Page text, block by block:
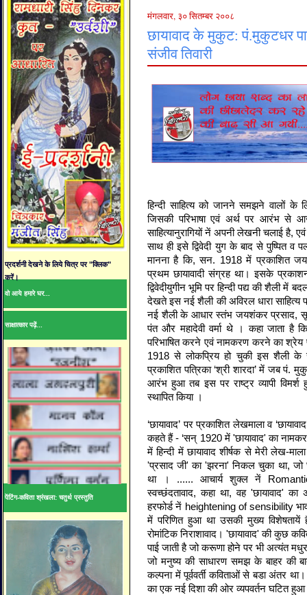
प्रदर्शनी देखने के लिये चित्र पर "क्लिक"
करें।
वो आये हमारे घर...
साक्षात्कार पढ़ें...
पेंटिंग-कविता श्रंखला: चतुर्थ प्रस्तुति
मंगलवार, ३० सितम्बर २००८
छायावाद के मुकुट: पं.मुकुटधर
संजीव तिवारी
हिन्दी साहित्य को जानने समझने वालों के
जिसकी परिभाषा एवं अर्थ पर आरंभ से
साहित्यानुरागियों नें अपनी लेखनी चलाई है,
साथ ही इसे द्विवेदी युग के बाद से पुष्पित व
मानना है कि, सन. 1918 में प्रकाशित
प्रथम छायावादी संग्रह था। इसके
द्विवेदीयुगीन भूमि पर हिन्दी पद्य की शैली में
देखते इस नई शैली की अविरल धारा साहित्य
नई शैली के आधार स्तंभ जयशंकर प्रसाद,
पंत और महादेवी वर्मा थे । कहा जाता है
परिभाषित करने एवं नामकरण करने का
1918 से लोकप्रिय हो चुकी इस शैली
प्रकाशित पत्रिका ‘श्री शारदा’ में जब पं.
आरंभ हुआ तब इस पर राष्ट्र व्यापी विमर्श
स्थापित किया ।
‘छायावाद’ पर प्रकाशित लेखमाला व
कहते हैं - ‘सन् 1920 में 'छायावाद' का
में हिन्दी में छायावाद शीर्षक से मेरी लेख-
'प्रसाद जी' का 'झरना' निकल चुका था, जो
था । ...... आचार्य शुक्‍ल नें
स्वच्छंदतावाद, कहा था, वह 'छायावाद'
हरफोर्ड नें heightening of sensibility
में परिणित हुआ था उसकी मुख्‍य विशेषतायें हैं,
रोमांटिक निराशावाद। 'छायावाद' की कुछ
पाई जाती है जो करूणा होने पर भी अत्यंत
जो मनुष्‍य की साधारण समझ के बाहर की
कल्पना में पूर्ववर्ती कविताओं से बडा अंतर था।
का एक नई दिशा की ओर व्‍यपवर्तन घटित हुआ